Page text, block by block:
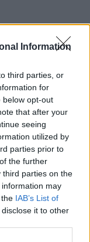
Information
third parties, or
for
below opt-out
that after your
seeing
utilized by
parties prior to
the further
third parties on the
information may
IAB’s List of
it to other